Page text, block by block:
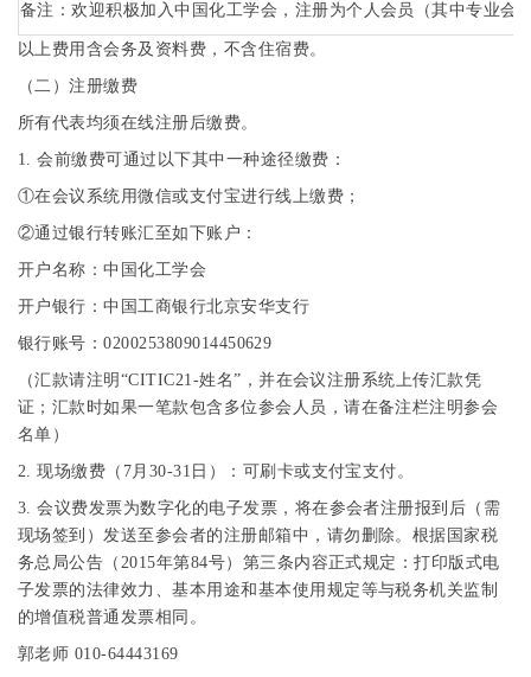
备注：欢迎积极加入中国化工学会，注册为个人会员 （其中专业会
以上费用含会务及资料费，不含住宿费。
（二）注册缴费
所有代表均须在线注册后缴费。
1.会前缴费可通过以下其中一种途径缴费：
①在会议系统用微信或支付宝进行线上缴费；
②通过银行转账汇至如下账户：
开户名称：中国化工学会
开户银行：中国工商银行北京安华支行
银行账号：0200253809014450629
（汇款请注明“CITIC21-姓名”，并在会议注册系统上传汇款凭
证；汇款时如果一笔款包含多位参会人员，请在备注栏注明参会
名单）
2. 现场缴费（ 7月 30-31 日）：可刷卡或支付宝支付。
3.会议费发票为数字化的电子发票，将在参会者注册报到后（需
现场签到）发送至参会者的注册邮箱中，请勿删除。根据国家税
务总局公告（ 2015年第84号）第三条内容正式规定：打印版式电
子发票的法律效力、基本用途和基本使用规定等与税务机关监制
的增值税普通发票相同。
郭老师 010-64443169